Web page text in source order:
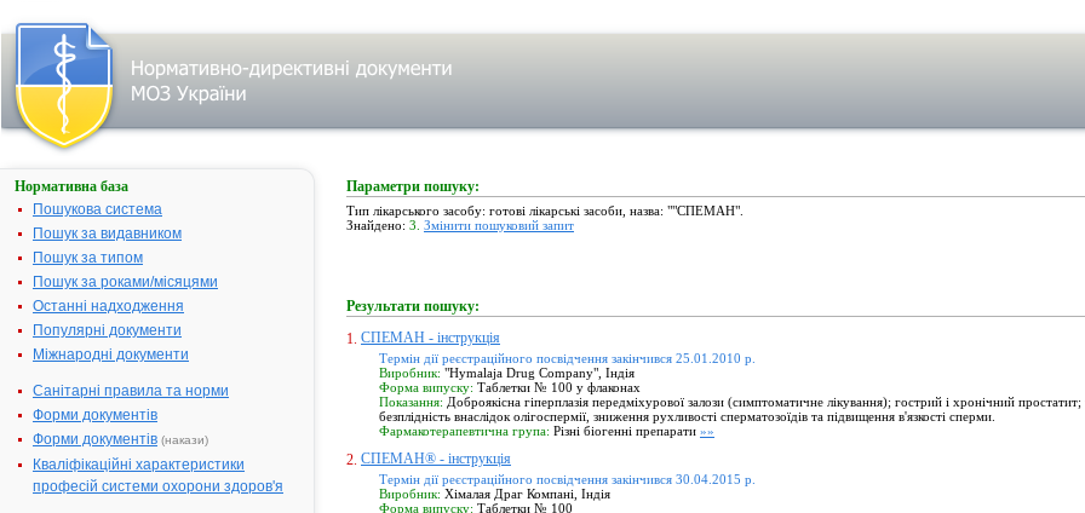
Нормативна база
Пошукова система
Пошук за видавником
Пошук за типом
Пошук за роками/місяцями
Останні надходження
Популярні документи
Міжнародні документи
Санітарні правила та норми
Форми документів
Форми документів (накази)
Кваліфікаційні характеристики
професій системи охорони здоров'я
Параметри пошуку:
Тип лікарського засобу: готові лікарські засоби, назва: ""СПЕМАН".
Знайдено: 3. Змінити пошуковий запит
Результати пошуку:
1. СПЕМАН - інструкція
Термін дії реєстраційного посвідчення закінчився 25.01.2010 р.
Виробник: "Hymalaja Drug Company", Індія
Форма випуску: Таблетки № 100 у флаконах
Показання: Доброякісна гіперплазія передміхурової залози (симптоматичне лікування); гострий і хронічний простатит;
безплідність внаслідок олігоспермії, зниження рухливості сперматозоїдів та підвищення в'язкості сперми.
Фармакотерапевтична група: Різні біогенні препарати »»
2. СПЕМАН® - інструкція
Термін дії реєстраційного посвідчення закінчився 30.04.2015 р.
Виробник: Хімалая Драг Компані, Індія
Форма випуску: Таблетки № 100